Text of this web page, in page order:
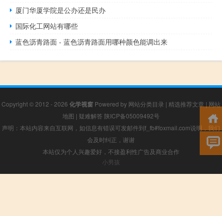
厦门华厦学院是公办还是民办
国际化工网站有哪些
蓝色沥青路面 - 蓝色沥青路面用哪种颜色能调出来
Copyright © 2012 - 2026 化学视窗 Powered by 网站分类目录 | 精选推荐文章 | 网站
地图 | 疑难解答 陕ICP备05009492号
声明：本站内容来自互联网，如信息有错误可发邮件到f_fb#foxmail.com说明，我们
会及时纠正，谢谢
本站仅为个人兴趣爱好，不接盈利性广告及商业合作
小男孩